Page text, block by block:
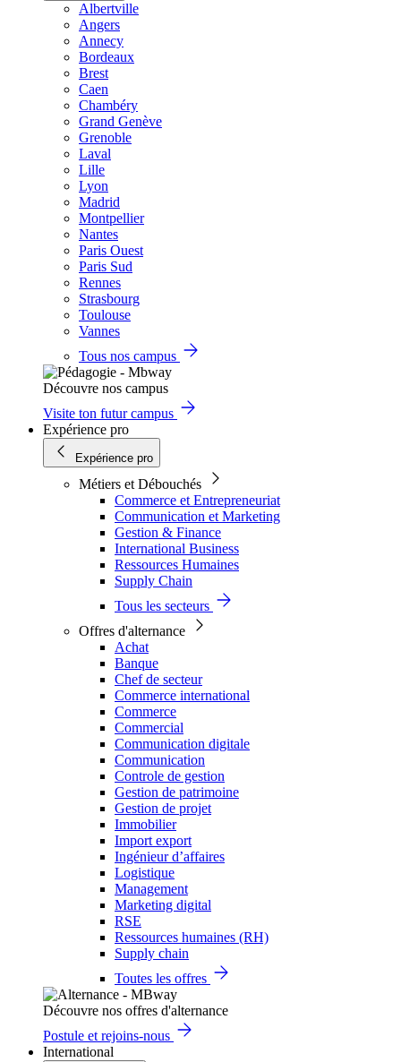
Albertville
Angers
Annecy
Bordeaux
Brest
Caen
Chambéry
Grand Genève
Grenoble
Laval
Lille
Lyon
Madrid
Montpellier
Nantes
Paris Ouest
Paris Sud
Rennes
Strasbourg
Toulouse
Vannes
Tous nos campus
Découvre nos campus
Visite ton futur campus
Expérience pro
Expérience pro
Métiers et Débouchés
Commerce et Entrepreneuriat
Communication et Marketing
Gestion & Finance
International Business
Ressources Humaines
Supply Chain
Tous les secteurs
Offres d'alternance
Achat
Banque
Chef de secteur
Commerce international
Commerce
Commercial
Communication digitale
Communication
Controle de gestion
Gestion de patrimoine
Gestion de projet
Immobilier
Import export
Ingénieur d’affaires
Logistique
Management
Marketing digital
RSE
Ressources humaines (RH)
Supply chain
Toutes les offres
Découvre nos offres d'alternance
Postule et rejoins-nous
International